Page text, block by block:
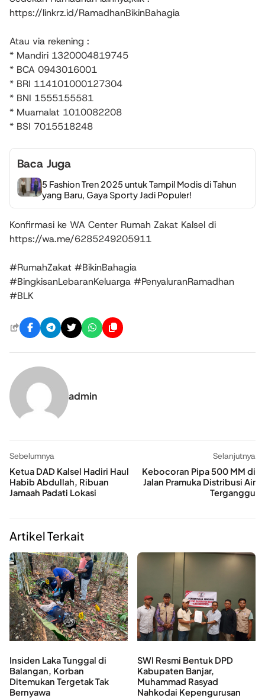
https://linkrz.id/RamadhanBikinBahagia
Atau via rekening :
* Mandiri 1320004819745
* BCA 0943016001
* BRI 114101000127304
* BNI 1555155581
* Muamalat 1010082208
* BSI 7015518248
Baca Juga
5 Fashion Tren 2025 untuk Tampil Modis di Tahun
yang Baru, Gaya Sporty Jadi Populer!
Konfirmasi ke WA Center Rumah Zakat Kalsel di
https://wa.me/6285249205911
#RumahZakat #BikinBahagia
#BingkisanLebaranKeluarga #PenyaluranRamadhan
#BLK
admin
Sebelumnya
Ketua DAD Kalsel Hadiri Haul
Habib Abdullah, Ribuan
Jamaah Padati Lokasi
Selanjutnya
Kebocoran Pipa 500 MM di
Jalan Pramuka Distribusi Air
Terganggu
Artikel Terkait
Insiden Laka Tunggal di
Balangan, Korban
Ditemukan Tergetak Tak
Bernyawa
SWI Resmi Bentuk DPD
Kabupaten Banjar,
Muhammad Rasyad
Nahkodai Kepengurusan